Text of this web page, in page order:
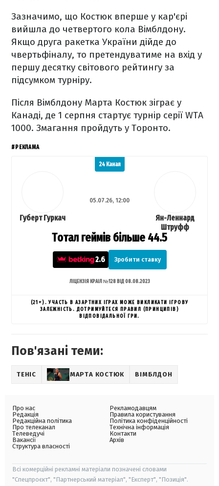
Зазначимо, що Костюк вперше у кар'єрі
вийшла до четвертого кола Вімблдону.
Якщо друга ракетка України дійде до
чвертьфіналу, то претендуватиме на вхід у
першу десятку світового рейтингу за
підсумком турніру.
Після Вімблдону Марта Костюк зіграє у
Канаді, де 1 серпня стартує турнір серії WTA
1000. Змагання пройдуть у Торонто.
#РЕКЛАМА
24 Канал
Губерт Гуркач
05.07.26, 12:00
Тотал геймів більше 44.5
2.6 Зробити ставку
Ян-Леннард
Штруфф
ЛІЦЕНЗІЯ КРАІЛ №128 ВІД 08.08.2023
(21+). УЧАСТЬ В АЗАРТНИХ ІГРАХ МОЖЕ ВИКЛИКАТИ ІГРОВУ
ЗАЛЕЖНІСТЬ. ДОТРИМУЙТЕСЯ ПРАВИЛ (ПРИНЦИПІВ)
ВІДПОВІДАЛЬНОЇ ГРИ.
Пов'язані теми:
ТЕНІС МАРТА КОСТЮК ВІМБЛДОН
Про нас
Редакція
Редакційна політика
Про телеканал
Телеведучі
Вакансії
Структура власності
Рекламодавцям
Правила користування
Політика конфіденційності
Технічна інформація
Контакти
Архів
Всі комерційні рекламні матеріали позначені словами
"Спецпроєкт", "Партнерський матеріал", "Експерт", "Позиція".